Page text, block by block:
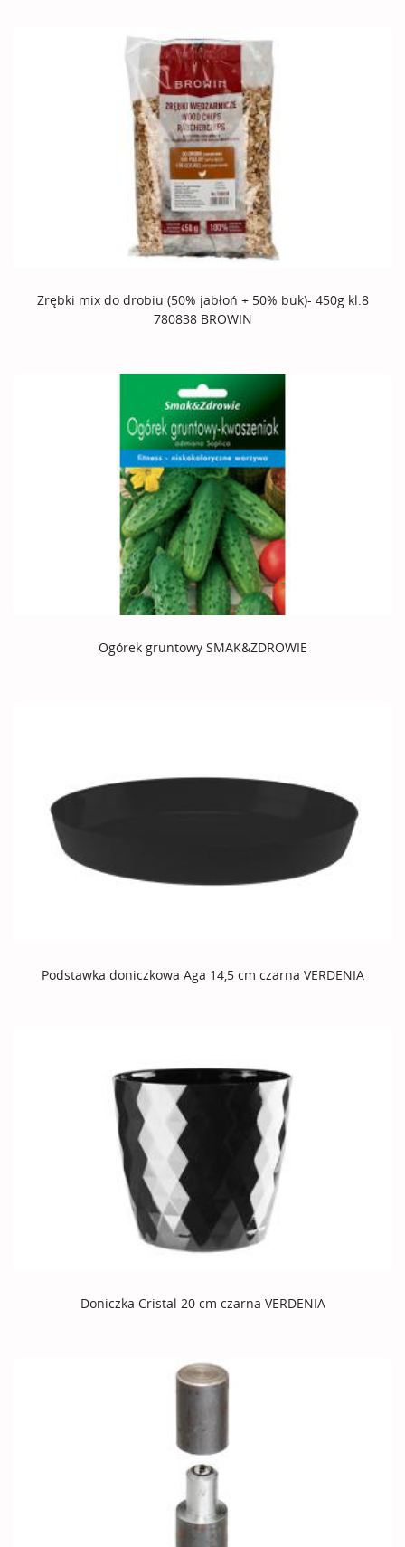
Zrębki mix do drobiu (50% jabłoń + 50% buk)- 450g kl.8
780838 BROWIN
Ogórek gruntowy SMAK&ZDROWIE
Podstawka doniczkowa Aga 14,5 cm czarna VERDENIA
Doniczka Cristal 20 cm czarna VERDENIA